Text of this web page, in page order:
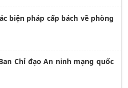
biện pháp cấp bách về phòng
Chỉ đạo An ninh mạng quốc